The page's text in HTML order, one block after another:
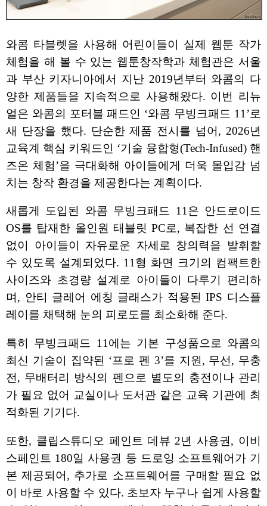
와콤 타블렛을 사용해 어린이들이 실제 웹툰 작가
체험을 해 볼 수 있는 웹툰창작학과 체험관은 서울
과 부산 키자니아에서 지난 2019년부터 와콤의 다
양한 제품들을 지속적으로 사용해왔다. 이번 리뉴
얼은 와콤의 포터블 패드인 ‘와콤 무빙크패드 11’로
새 단장을 했다. 단순한 제품 전시를 넘어, 2026년
교육계 핵심 키워드인 ‘기술 융합형(Tech-Infused) 핸
즈온 체험’을 극대화해 아이들에게 더욱 몰입감 넘
치는 창작 환경을 제공한다는 계획이다.
새롭게 도입된 와콤 무빙크패드 11은 안드로이드
OS를 탑재한 올인원 태블릿 PC로, 복잡한 선 연결
없이 아이들이 자유로운 자세로 창의력을 발휘할
수 있도록 설계되었다. 11형 화면 크기의 컴팩트한
사이즈와 초경량 설계로 아이들이 다루기 편리하
며, 안티 글레어 에칭 글래스가 적용된 IPS 디스플
레이를 채택해 눈의 피로도를 최소화해 준다.
특히 무빙크패드 11에는 기본 구성품으로 와콤의
최신 기술이 집약된 ‘프로 펜 3’를 지원, 무선, 무충
전, 무배터리 방식의 펜으로 별도의 충전이나 관리
가 필요 없어 교실이나 도서관 같은 교육 기관에 최
적화된 기기다.
또한, 클립스튜디오 페인트 데뷰 2년 사용권, 이비
스페인트 180일 사용권 등 드로잉 소프트웨어가 기
본 제공되어, 추가로 소프트웨어를 구매할 필요 없
이 바로 사용할 수 있다. 초보자 누구나 쉽게 사용할